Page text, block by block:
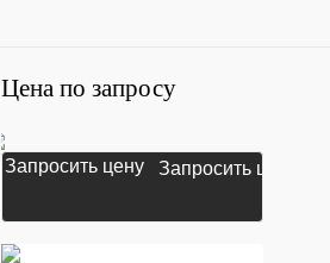
Цена по запросу
Запросить цену